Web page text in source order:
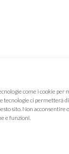
come i cookie per
tecnologie ci permetterà
sito. Non acconsentire
e funzioni.